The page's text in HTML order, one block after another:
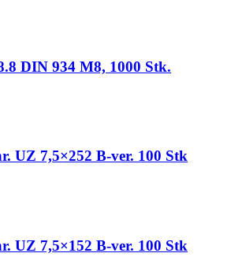
DIN 934 M8, 1000 Stk.
UZ 7,5×252 B-ver. 100 Stk
UZ 7,5×152 B-ver. 100 Stk